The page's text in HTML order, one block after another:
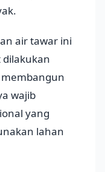
air tawar ini
wajib
yang
lahan